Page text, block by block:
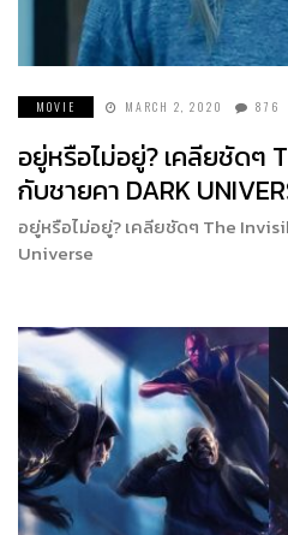
MOVIE MARCH 2, 2020 876
อยู่หรือไม่อยู่? เคลียชัดๆ
กับชายคา DARK
อยู่หรือไม่อยู่? เคลียชัดๆ The
Universe